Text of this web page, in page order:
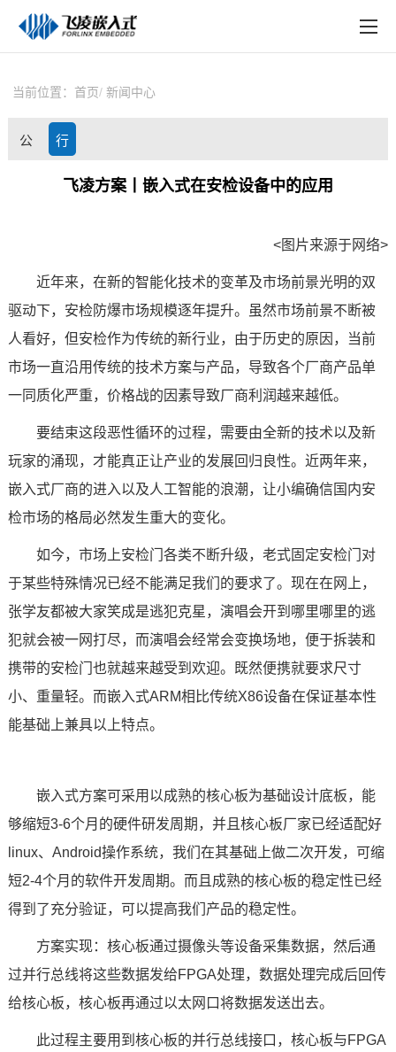
技术与支持
在线文档
关于飞凌
天猫商城
新闻中心
技术论坛
在线购买
当前位置： 首页 新闻中心
公 行
业
飞凌方案丨嵌入式在安检设备中的应用
<图片来源于网络>
近年来，在新的智能化技术的变革及市场前景光明的双
驱动下，安检防爆市场规模逐年提升。虽然市场前景不断被
人看好，但安检作为传统的新行业，由于历史的原因，当前
市场一直沿用传统的技术方案与产品，导致各个厂商产品单
一同质化严重，价格战的因素导致厂商利润越来越低。
要结束这段恶性循环的过程，需要由全新的技术以及新
玩家的涌现，才能真正让产业的发展回归良性。近两年来，
嵌入式厂商的进入以及人工智能的浪潮，让小编确信国内安
检市场的格局必然发生重大的变化。
如今，市场上安检门各类不断升级，老式固定安检门对
于某些特殊情况已经不能满足我们的要求了。现在在网上，
张学友都被大家笑成是逃犯克星，演唱会开到哪里哪里的逃
犯就会被一网打尽，而演唱会经常会变换场地，便于拆装和
携带的安检门也就越来越受到欢迎。既然便携就要求尺寸
小、重量轻。而嵌入式ARM相比传统X86设备在保证基本性
能基础上兼具以上特点。
嵌入式方案可采用以成熟的核心板为基础设计底板，能
够缩短3-6个月的硬件研发周期，并且核心板厂家已经适配好
linux、Android操作系统，我们在其基础上做二次开发，可缩
短2-4个月的软件开发周期。而且成熟的核心板的稳定性已经
得到了充分验证，可以提高我们产品的稳定性。
方案实现：核心板通过摄像头等设备采集数据，然后通
过并行总线将这些数据发给FPGA处理，数据处理完成后回传
给核心板，核心板再通过以太网口将数据发送出去。
此过程主要用到核心板的并行总线接口，核心板与FPGA